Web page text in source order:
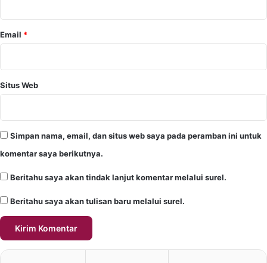
Email *
Situs Web
Simpan nama, email, dan situs web saya pada peramban ini untuk
komentar saya berikutnya.
Beritahu saya akan tindak lanjut komentar melalui surel.
Beritahu saya akan tulisan baru melalui surel.